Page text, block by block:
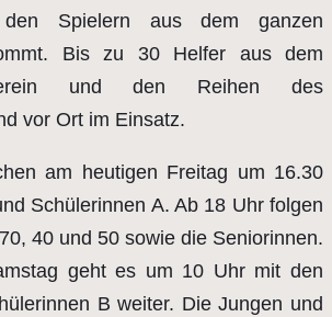
Spielern aus dem ganzen
Bis zu 30 Helfer aus dem
und den Reihen des
vor Ort im Einsatz.
am heutigen Freitag um 16.30
Schülerinnen A. Ab 18 Uhr folgen
40 und 50 sowie die Seniorinnen.
geht es um 10 Uhr mit den
B weiter. Die Jungen und